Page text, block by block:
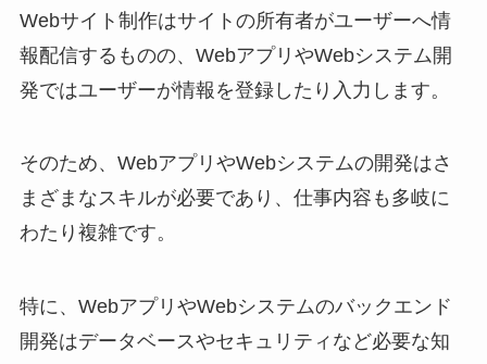
Webサイト制作はサイトの所有者がユーザーへ情
報配信するものの、WebアプリやWebシステム開
発ではユーザーが情報を登録したり入力します。
そのため、WebアプリやWebシステムの開発はさ
まざまなスキルが必要であり、仕事内容も多岐に
わたり複雑です。
特に、WebアプリやWebシステムのバックエンド
開発はデータベースやセキュリティなど必要な知